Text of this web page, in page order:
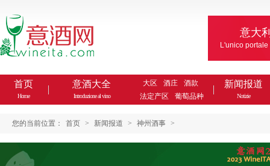
意大
L'unico
首页
Home
意酒大全
Introduzione al vino
大区 酒庄
酒款
法定产区
葡萄品种
新闻报道
Notizie
您的当前位置： 首页 > 新闻报道 > 神州酒事 >